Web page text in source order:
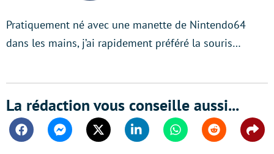
Pratiquement né avec une manette de Nintendo64
dans les mains, j’ai rapidement préféré la souris…
La rédaction vous conseille aussi...
FacebookMessengerTwitter Linkedin WhatsappReddit